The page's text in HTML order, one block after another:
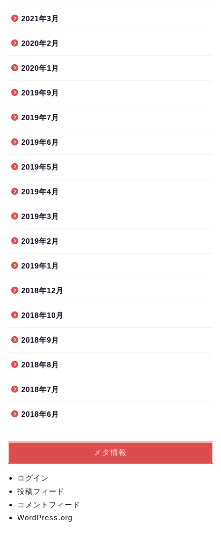
2021年3月
2020年2月
2020年1月
2019年9月
2019年7月
2019年6月
2019年5月
2019年4月
2019年3月
2019年2月
2019年1月
2018年12月
2018年10月
2018年9月
2018年8月
2018年7月
2018年6月
メタ情報
ログイン
投稿フィード
コメントフィード
WordPress.org